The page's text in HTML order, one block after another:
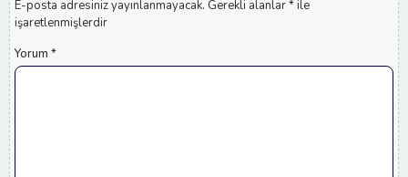
E-posta adresiniz yayınlanmayacak. Gerekli alanlar*ile
işaretlenmişlerdir
Yorum *